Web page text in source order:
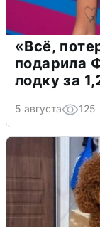
«Всё,
подарила
лодку за
5 августа 125